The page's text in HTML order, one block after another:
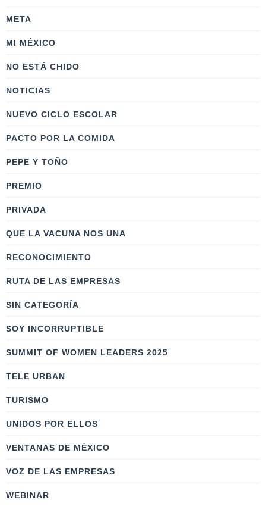
META
MI MÉXICO
NO ESTÁ CHIDO
NOTICIAS
NUEVO CICLO ESCOLAR
PACTO POR LA COMIDA
PEPE Y TOÑO
PREMIO
PRIVADA
QUE LA VACUNA NOS UNA
RECONOCIMIENTO
RUTA DE LAS EMPRESAS
SIN CATEGORÍA
SOY INCORRUPTIBLE
SUMMIT OF WOMEN LEADERS 2025
TELE URBAN
TURISMO
UNIDOS POR ELLOS
VENTANAS DE MÉXICO
VOZ DE LAS EMPRESAS
WEBINAR